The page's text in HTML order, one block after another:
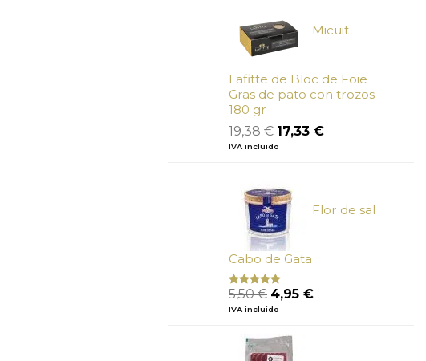
Micuit
Lafitte de Bloc de Foie
Gras de pato con trozos
180 gr
19,38€ El
precio
19,38 €.
17,33 €El
IVA incluido
Flor de sal
Cabo de Gata
Valorado
con
de
5
5,50€ El
precio
era:
5,50 €.
4,95 €El
IVA incluido